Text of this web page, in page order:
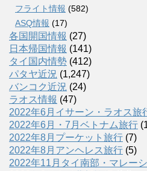
フライト情報 (582)
ASQ情報 (17)
各国開国情報 (27)
日本帰国情報 (141)
タイ国内情勢 (412)
パタヤ近況 (1,247)
バンコク近況 (24)
ラオス情報 (47)
2022年6月イサーン・ラオス旅
2022年6月・7月ベトナム旅行
2022年8月プーケット旅行 (7)
2022年8月アンヘレス旅行 (5)
2022年11月タイ南部・マレー